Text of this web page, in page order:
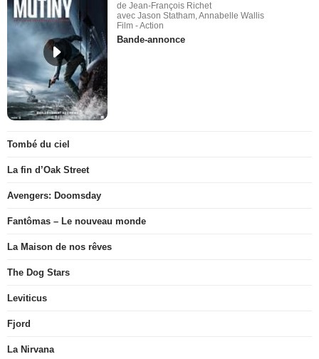
de Jean-François Richet
avec Jason Statham, Annabelle Wallis
Film - Action
Bande-annonce
Tombé du ciel
La fin d’Oak Street
Avengers: Doomsday
Fantômas – Le nouveau monde
La Maison de nos rêves
The Dog Stars
Leviticus
Fjord
La Nirvana